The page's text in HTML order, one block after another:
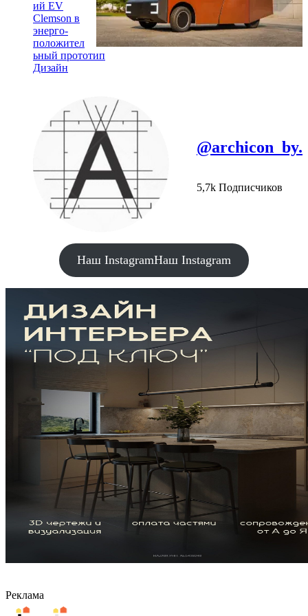
ий EV
Clemson в
энерго-
положител
ьный прототип
Дизайн
@archicon_by.
5,7k Подписчиков
Наш InstagramНаш Instagram
Реклама